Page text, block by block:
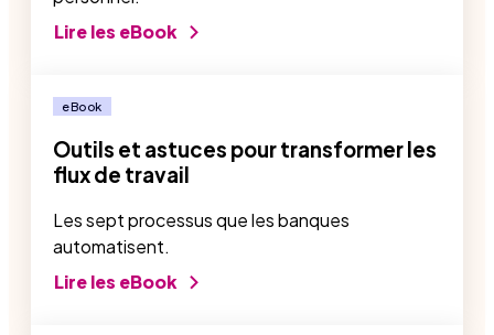
Lire les eBook
eBook
Outils et astuces pour transformer les
flux de travail
Les sept processus que les banques
automatisent.
Lire les eBook